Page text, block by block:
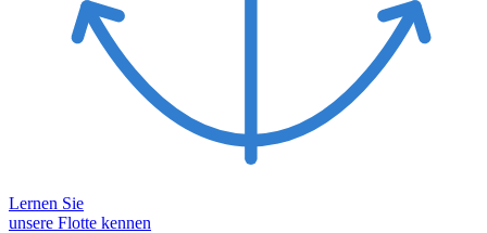
Lernen Sie
unsere Flotte kennen